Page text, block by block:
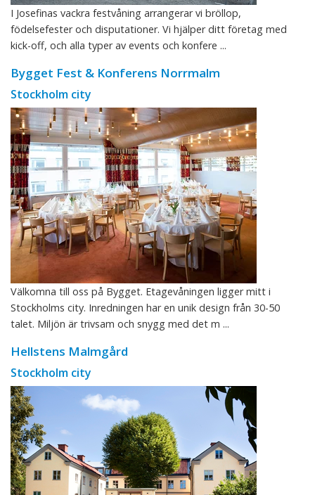
I Josefinas vackra festvåning arrangerar vi bröllop,
födelsefester och disputationer. Vi hjälper ditt företag med
kick-off, och alla typer av events och konfere ...
Bygget Fest & Konferens Norrmalm
Stockholm city
Välkomna till oss på Bygget. Etagevåningen ligger mitt i
Stockholms city. Inredningen har en unik design från 30-50
talet. Miljön är trivsam och snygg med det m ...
Hellstens Malmgård
Stockholm city